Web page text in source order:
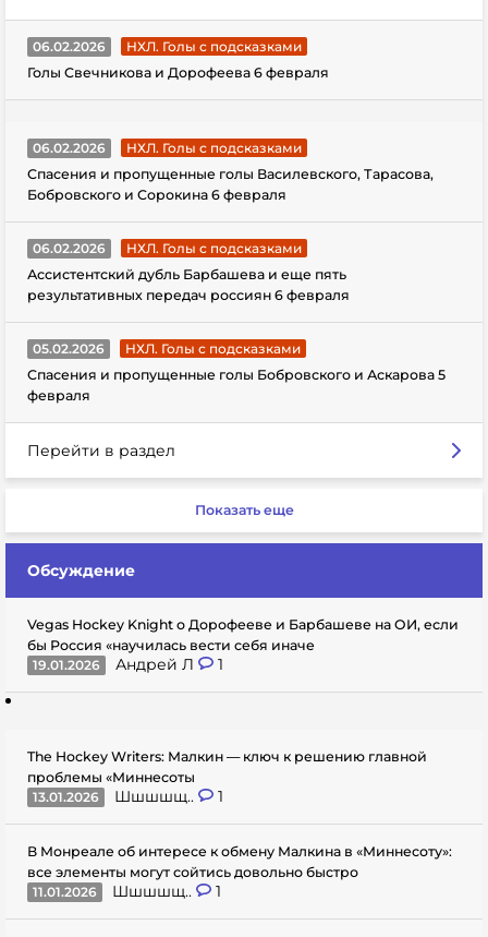
06.02.2026
НХЛ. Голы с подсказками
Голы Свечникова и Дорофеева 6 февраля
06.02.2026
НХЛ. Голы с подсказками
Спасения и пропущенные голы Василевского, Тарасова,
Бобровского и Сорокина 6 февраля
06.02.2026
НХЛ. Голы с подсказками
Ассистентский дубль Барбашева и еще пять
результативных передач россиян 6 февраля
05.02.2026
НХЛ. Голы с подсказками
Спасения и пропущенные голы Бобровского и Аскарова 5
февраля
Перейти в раздел
Показать еще
Обсуждение
Vegas Hockey Knight о Дорофееве и Барбашеве на ОИ, если
бы Россия «научилась вести себя иначе
19.01.2026
Андрей Л 1
The Hockey Writers: Малкин — ключ к решению главной
проблемы «Миннесоты
13.01.2026
Шшшшщ.. 1
В Монреале об интересе к обмену Малкина в «Миннесоту»:
все элементы могут сойтись довольно быстро
11.01.2026
Шшшшщ.. 1